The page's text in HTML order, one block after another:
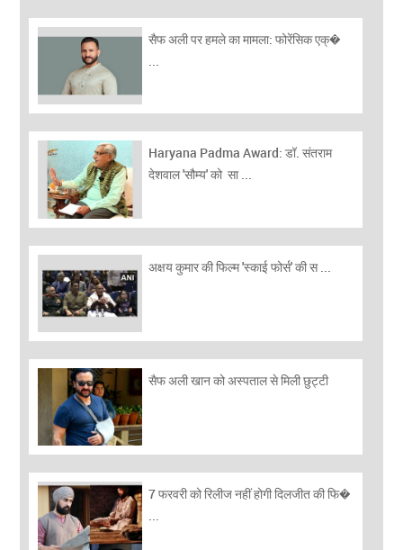
सैफ अली पर हमले का मामला: फोरेंसिक एक्�
...
Haryana Padma Award: डॉ. संतराम
देशवाल 'सौम्य' को सा ...
अक्षय कुमार की फिल्म 'स्काई फोर्स' की स ...
सैफ अली खान को अस्पताल से मिली छुट्टी
7 फरवरी को रिलीज नहीं होगी दिलजीत की फि�
...